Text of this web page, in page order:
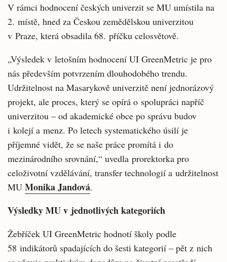
V rámci hodnocení českých univerzit se MU umístila na
2. místě, hned za Českou zemědělskou univerzitou
v Praze, která obsadila 68. příčku celosvětově.
„Výsledek v letošním hodnocení UI GreenMetric je pro
nás především potvrzením dlouhodobého trendu.
Udržitelnost na Masarykově univerzitě není jednorázový
projekt, ale proces, který se opírá o spolupráci napříč
univerzitou – od akademické obce po správu budov
i kolejí a menz. Po letech systematického úsilí je
příjemné vidět, že se naše práce promítá i do
mezinárodního srovnání,“ uvedla prorektorka pro
celoživotní vzdělávání, transfer technologií a udržitelnost
MU Monika Jandová.
Výsledky MU v jednotlivých kategoriích
Žebříček UI GreenMetric hodnotí školy podle
58 indikátorů spadajících do šesti kategorií – pět z nich